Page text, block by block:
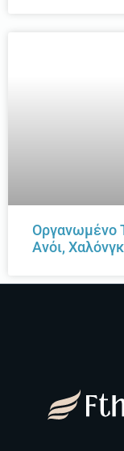
Οργανωμένο
Ανόι,